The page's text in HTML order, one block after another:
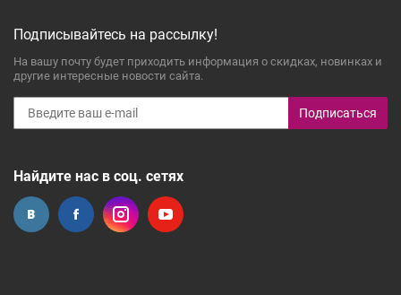
Подписывайтесь на рассылку!
На вашу почту будет приходить информация о скидках, новинках и
другие интересные новости сайта.
Подписаться
Найдите нас в соц. сетях